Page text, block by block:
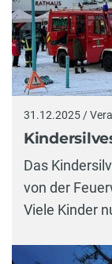
31.12.2025 /
Das
von der
Viele Kinder